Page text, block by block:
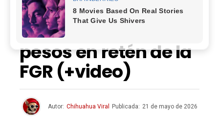
Les quitan a
paisanos 100 mil
pesos en retén de la
FGR (+video)
Autor: Chihuahua Viral Publicada: 21 de mayo de 2026